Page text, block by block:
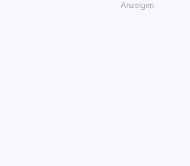
Anzeigen